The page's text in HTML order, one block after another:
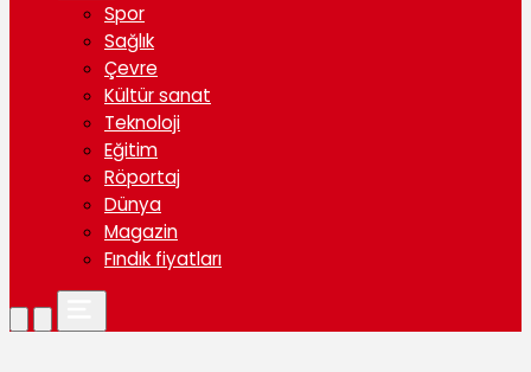
Spor
Sağlık
Çevre
Kültür sanat
Teknoloji
Eğitim
Röportaj
Dünya
Magazin
Fındık fiyatları